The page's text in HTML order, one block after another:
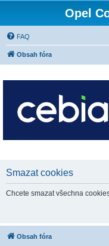
Opel
FAQ
Obsah fóra
Smazat cookies
Chcete smazat všechna
Obsah fóra